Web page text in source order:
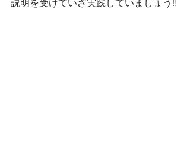
説明を受けていざ実践していましょう!!